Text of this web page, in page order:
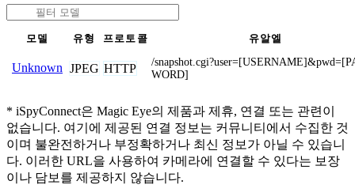
모델 유형 프로토콜 유알엘
Unknown JPEG HTTP
/
WORD]
* iSpyConnect은 Magic Eye의 제품과 제휴, 연결 또는 관련이
없습니다. 여기에 제공된 연결 정보는 커뮤니티에서 수집한 것
이며 불완전하거나 부정확하거나 최신 정보가 아닐 수 있습니
다. 이러한 URL을 사용하여 카메라에 연결할 수 있다는 보장
이나 담보를 제공하지 않습니다.